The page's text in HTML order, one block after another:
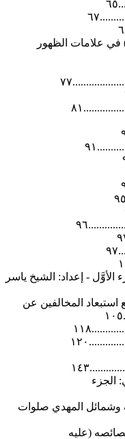
الظهور
- إعداد: الشيخ ياسر
المخالفين عن
المهدي صلوات
(عليه